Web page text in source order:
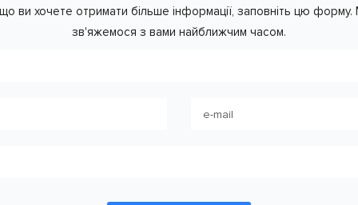
ви хочете отримати більше інформації, заповніть цю форму.
зв'яжемося з вами найближчим часом.